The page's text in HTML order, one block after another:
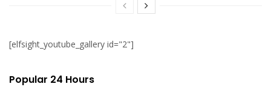
[elfsight_youtube_gallery id="2"]
Popular 24 Hours